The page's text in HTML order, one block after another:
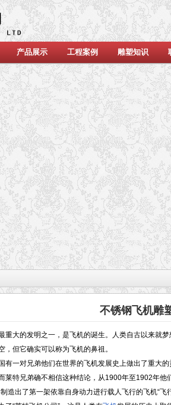
产品展示 工程案例 雕塑知识
不锈钢飞机雕
大的发明之一，是飞机的诞生。人类自古以来就梦
，但它确实可以称为飞机的鼻祖。
一对兄弟他们在世界的飞机发展史上做出了重大的
莱特兄弟确不相信这种结论，从1900年至1902年他
出了第一架依靠自身动力进行载人飞行的飞机“飞